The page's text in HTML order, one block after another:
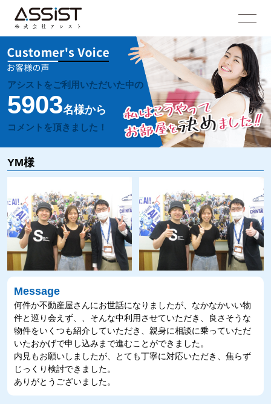
アシストをご利用いただいた中の
5903名様から
コメントを頂きました！
YM様
Message
何件か不動産屋さんにお世話になりましたが、なかなかいい物
件と巡り会えず、、そんな中利用させていただき、良さそうな
物件をいくつも紹介していただき、親身に相談に乗っていただ
いたおかげで申し込みまで進むことができました。
内見もお願いしましたが、とても丁寧に対応いただき、焦らず
じっくり検討できました。
ありがとうございました。